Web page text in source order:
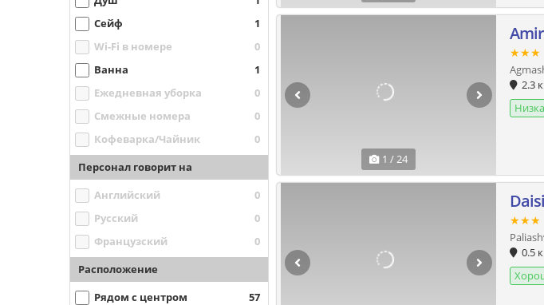
Сейф
1
Wi-Fi в номере
0
Ванна
1
Ежедневная уборка
0
Смежные номера
0
Кофеварка/Чайник
0
Персонал говорит на
Английский
0
Русский
0
Французский
0
Расположение
Рядом с центром
57
1 / 24
★★★
2.3
★★★
0.5